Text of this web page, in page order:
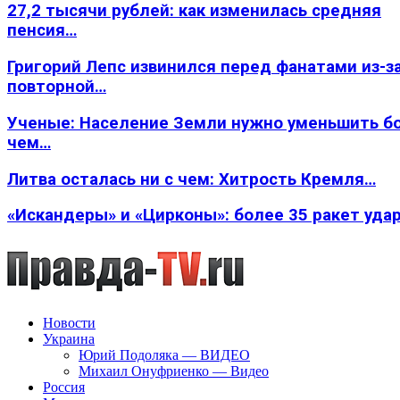
27,2 тысячи рублей: как изменилась средняя
пенсия…
Григорий Лепс извинился перед фанатами из-
повторной…
Ученые: Население Земли нужно уменьшить
чем…
Литва осталась ни с чем: Хитрость Кремля…
«Искандеры» и «Цирконы»: более 35 ракет
Новости
Украина
Юрий Подоляка — ВИДЕО
Михаил Онуфриенко — Видео
Россия